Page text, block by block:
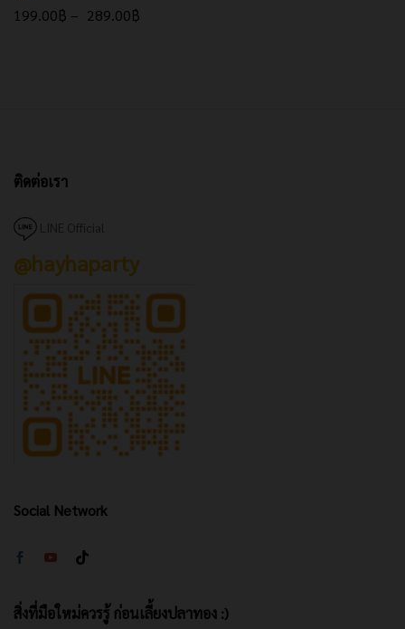
199.00฿ – 289.00฿
ติดต่อเรา
@hayhaparty
Social Network
สิ่งที่มือใหม่ควรรู้ ก่อนเลี้ยงปลาทอง :)